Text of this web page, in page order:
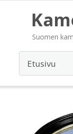
Suomen